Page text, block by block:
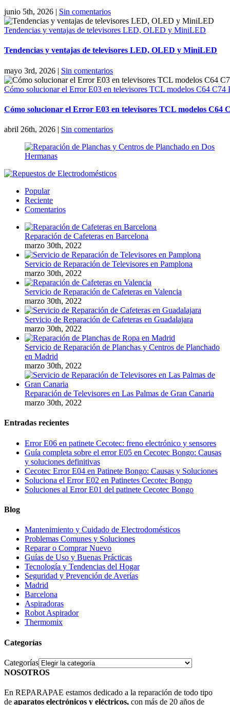
junio 5th, 2026 | Sin comentarios
Tendencias y ventajas de televisores LED, OLED y MiniLED
Tendencias y ventajas de televisores LED, OLED y MiniLED
mayo 3rd, 2026 | Sin comentarios
Cómo solucionar el Error E03 en televisores TCL modelos C64 C74
Cómo solucionar el Error E03 en televisores TCL modelos C64
abril 26th, 2026 | Sin comentarios
Popular
Reciente
Comentarios
Reparación de Cafeteras en Barcelona
marzo 30th, 2022
Servicio de Reparación de Televisores en Pamplona
marzo 30th, 2022
Servicio de Reparación de Cafeteras en Valencia
marzo 30th, 2022
Servicio de Reparación de Cafeteras en Guadalajara
marzo 30th, 2022
Servicio de Reparación de Planchas y Centros de Planchado
en Madrid
marzo 30th, 2022
Reparación de Televisores en Las Palmas de Gran Canaria
marzo 30th, 2022
Entradas recientes
Error E06 en patinete Cecotec: freno electrónico y sensores
Guía completa sobre el error E05 en Cecotec Bongo: Causas
y soluciones definitivas
Cecotec Error E04 en Patinete Bongo: Causas y Soluciones
Soluciona el Error E02 en Patinetes Cecotec Bongo
Soluciones al Error E01 del patinete Cecotec Bongo
Blog
Mantenimiento y Cuidado de Electrodomésticos
Problemas Comunes y Soluciones
Reparar o Comprar Nuevo
Guías de Uso y Buenas Prácticas
Tecnología y Tendencias del Hogar
Seguridad y Prevención de Averías
Madrid
Barcelona
Aspiradoras
Robot Aspirador
Thermomix
Categorías
Categorías
NOSOTROS
En REPARAPAE estamos dedicado a la reparación de todo tipo
de aparatos electrónicos y eléctricos, con más de 20 años de